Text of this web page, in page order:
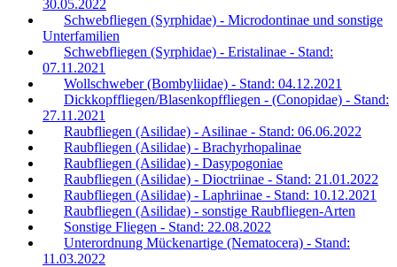
30.05.2022
Schwebfliegen (Syrphidae) - Microdontinae und sonstige
Unterfamilien
Schwebfliegen (Syrphidae) - Eristalinae - Stand:
07.11.2021
Wollschweber (Bombyliidae) - Stand: 04.12.2021
Dickkopffliegen/Blasenkopffliegen - (Conopidae) - Stand:
27.11.2021
Raubfliegen (Asilidae) - Asilinae - Stand: 06.06.2022
Raubfliegen (Asilidae) - Brachyrhopalinae
Raubfliegen (Asilidae) - Dasypogoniae
Raubfliegen (Asilidae) - Dioctriinae - Stand: 21.01.2022
Raubfliegen (Asilidae) - Laphriinae - Stand: 10.12.2021
Raubfliegen (Asilidae) - sonstige Raubfliegen-Arten
Sonstige Fliegen - Stand: 22.08.2022
Unterordnung Mückenartige (Nematocera) - Stand:
11.03.2022